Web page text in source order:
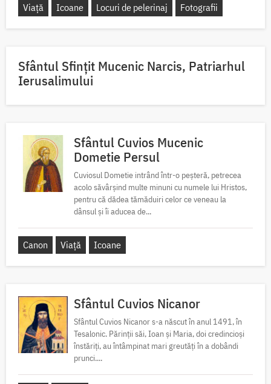
Viață Icoane Locuri de pelerinaj Fotografii
Sfântul Sfinţit Mucenic Narcis, Patriarhul
Ierusalimului
Sfântul Cuvios Mucenic
Dometie Persul
Cuviosul Dometie intrând într-o peșteră, petrecea
acolo săvârșind multe minuni cu numele lui Hristos,
pentru că dădea tămăduiri celor ce veneau la
dânsul și îi aducea de...
Canon Viață Icoane
Sfântul Cuvios Nicanor
Sfântul Cuvios Nicanor s-a născut în anul 1491, în
Tesalonic. Părinții săi, Ioan și Maria, doi credincioși
înstăriți, au întâmpinat mari greutăți în a dobândi
prunci....